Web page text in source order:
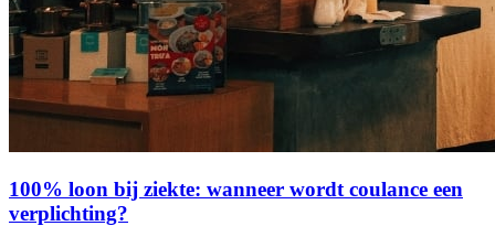
100% loon bij ziekte: wanneer wordt coulance een
verplichting?